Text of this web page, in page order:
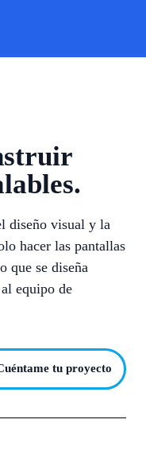
diseño visual y la
hacer las pantallas
que se diseña
equipo de
tu proyecto